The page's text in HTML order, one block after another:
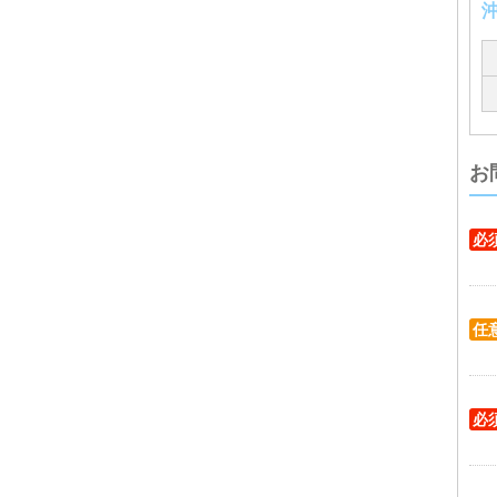
お
必
任
必